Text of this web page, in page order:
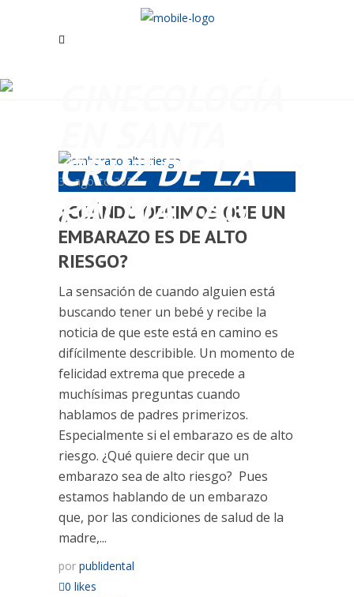
CRUZ DE LA
PALMA TAG
30 agosto 2022
¿CUÁNDO DECIMOS QUE UN
EMBARAZO ES DE ALTO
RIESGO?
La sensación de cuando alguien está
buscando tener un bebé y recibe la
noticia de que este está en camino es
difícilmente describible. Un momento de
felicidad extrema que precede a
muchísimas preguntas cuando
hablamos de padres primerizos.
Especialmente si el embarazo es de alto
riesgo. ¿Qué quiere decir que un
embarazo sea de alto riesgo? Pues
estamos hablando de un embarazo
que, por las condiciones de salud de la
madre,...
por publidental
0 likes